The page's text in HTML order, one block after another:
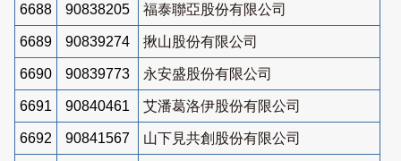
6688 90838205 福泰聯亞股份有限公司
6689 90839274 揪山股份有限公司
6690 90839773 永安盛股份有限公司
6691 90840461 艾潘葛洛伊股份有限公司
6692 90841567 山下見共創股份有限公司